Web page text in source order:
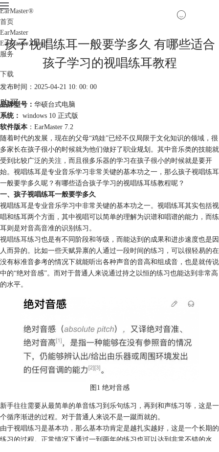
EarMaster®
首页
EarMaster
EarMaster Cloud
服务
下载
购买
孩子视唱练耳一般要学多久 有哪些适合
孩子学习的视唱练耳教程
发布时间：2025-04-21 10: 00: 00
品牌型号： 华硕台式电脑
系统： windows 10 正式版
软件版本：EarMaster 7.2
随着时代的发展，现在的父母“鸡娃”已经不仅局限于文化知识的领域，很
多家长在孩子很小的时候就为他们做好了职业规划。其中音乐类的技能就
受到比较广泛的关注，而且很多乐器的学习在孩子很小的时候就是要开
始。视唱练耳是专业音乐学习非常关键的基本功之一，那么孩子视唱练耳
一般要学多久呢？有哪些适合孩子学习的视唱练耳练教程呢？
一、孩子视唱练耳一般要学多久
视唱练耳是专业音乐学习中非常关键的基本功之一。视唱练耳其实包括视
唱和练耳两个方面，其中视唱可以简单的理解为识谱和唱谱的能力，而练
耳则是对音高音准的识别练习。
视唱练耳练习也是有不同阶段和等级，而能达到的成果和进步速度也是因
人而异的。比如一些天赋异禀的人通过一段时间的练习，可以很轻易的在
没有标准音参考的情况下就能听出各种声音的音高和组成音，也是就传说
中的“绝对音感”。而对于普通人来说通过持之以恒的练习也能达到非常高
的水平。
图1 绝对音感
新手往往需要从最简单的单音练习到乐句练习，再到和声练习等，这是一
个循序渐进的过程。对于普通人来说不是一蹴而就的。
由于视唱练习是基本功，那么基本功肯定是越扎实越好，这是一个长期的
练习的过程。正常情况下通过一到两年的练习也可以达到非常不错的水